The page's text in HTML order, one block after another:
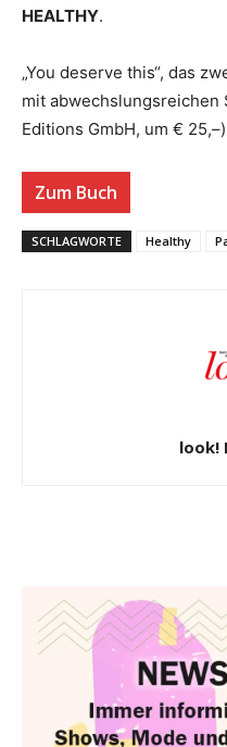
HEALTHY.
„You deserve this“, das
mit abwechslungsreichen
Editions GmbH, um € 25,–)
Zum Buch
SCHLAGWORTE Healthy
look!